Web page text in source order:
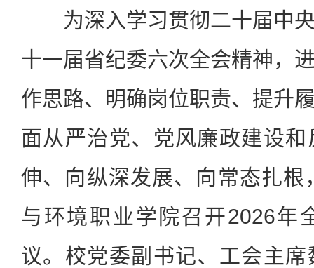
为深入学习贯彻二十届中
十一届省纪委六次全会精神，
作思路、明确岗位职责、提升
面从严治党、党风廉政建设
伸、向纵深发展、向常态扎
与环境职业学院召开2026年
议。校党委副书记、工会主